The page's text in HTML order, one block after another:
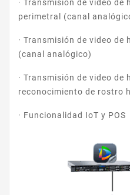
· Transmisión de video
perimetral (canal
· Transmisión de video de
(canal analógico)
· Transmisión de video de
reconocimiento de rostro
· Funcionalidad IoT y POS